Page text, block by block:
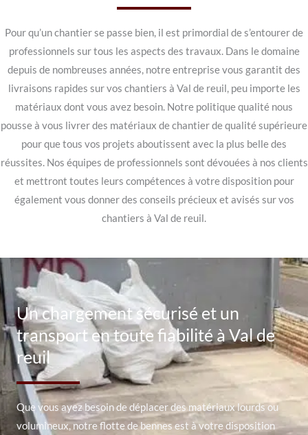
Pour qu’un chantier se passe bien, il est primordial de s’entourer de
professionnels sur tous les aspects des travaux. Dans le domaine
depuis de nombreuses années, notre entreprise vous garantit des
livraisons rapides sur vos chantiers à Val de reuil, peu importe les
matériaux dont vous avez besoin. Notre politique qualité nous
pousse à vous livrer des matériaux de chantier de qualité supérieure
pour que tous vos projets aboutissent avec la plus belle des
réussites. Nos équipes de professionnels sont dévouées à nos clients
et mettront toutes leurs compétences à votre disposition pour
également vous donner des conseils précieux et avisés sur vos
chantiers à Val de reuil.
Un chargement sécurisé et un
transport en toute fiabilité à Val de
reuil
Que vous ayez besoin de déplacer des matériaux lourds ou
volumineux, notre flotte de bennes est à votre disposition